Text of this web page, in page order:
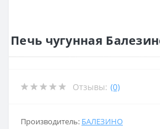
Печь чугунная
Отзывы: (0)
Производитель: БАЛЕЗИНО